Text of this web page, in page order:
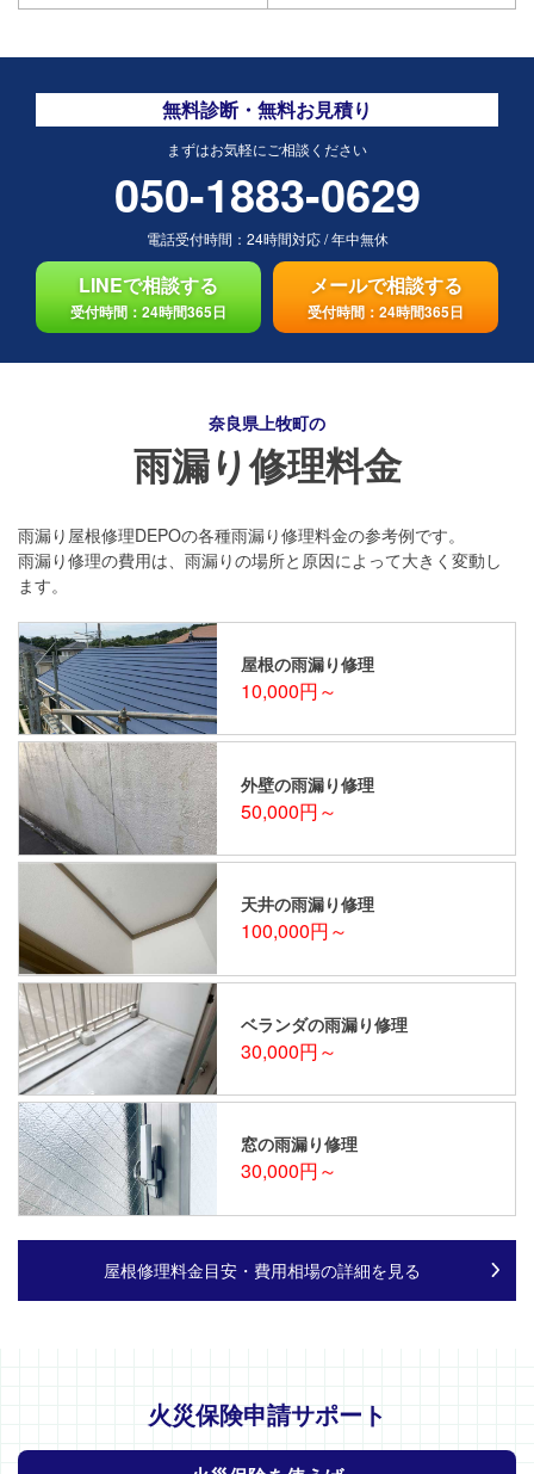
無料診断・無料お見積り
まずはお気軽にご相談ください
050-1883-0629
電話受付時間： 24時間対応/年中無休
LINEで相談する
受付時間：24時間365日
メールで相談する
受付時間：24時間365日
奈良県上牧町の
雨漏り修理料金
雨漏り屋根修理DEPOの各種雨漏り修理料金の参考例です。
雨漏り修理の費用は、雨漏りの場所と原因によって大きく変動し
ます。
屋根の雨漏り修理
10,000円～
外壁の雨漏り修理
50,000円～
天井の雨漏り修理
100,000円～
ベランダの雨漏り修理
30,000円～
窓の雨漏り修理
30,000円～
屋根修理料金目安・費用相場の詳細を見る
火災保険申請サポート